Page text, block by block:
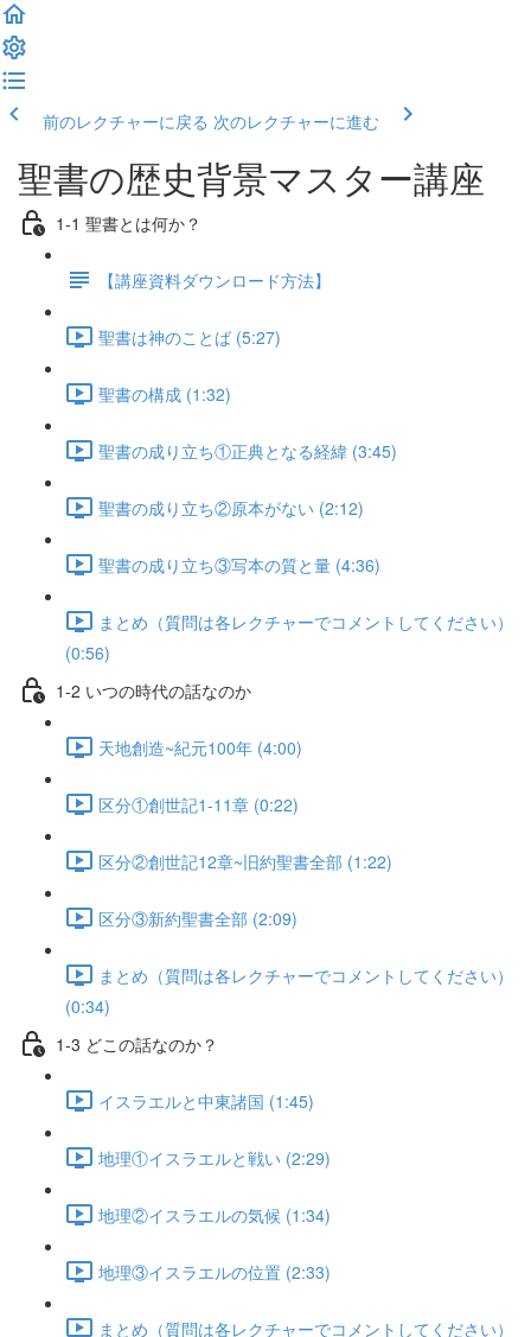
前のレクチャーに戻る 次のレクチャーに進む
聖書の歴史背景マスター講座
1-1 聖書とは何か？
【講座資料ダウンロード方法】
聖書は神のことば (5:27)
聖書の構成 (1:32)
聖書の成り立ち①正典となる経緯 (3:45)
聖書の成り立ち②原本がない (2:12)
聖書の成り立ち③写本の質と量 (4:36)
まとめ（質問は各レクチャーでコメントしてください）
(0:56)
1-2 いつの時代の話なのか
天地創造~紀元100年 (4:00)
区分①創世記1-11章 (0:22)
区分②創世記12章~旧約聖書全部 (1:22)
区分③新約聖書全部 (2:09)
まとめ（質問は各レクチャーでコメントしてください）
(0:34)
1-3 どこの話なのか？
イスラエルと中東諸国 (1:45)
地理①イスラエルと戦い (2:29)
地理②イスラエルの気候 (1:34)
地理③イスラエルの位置 (2:33)
まとめ（質問は各レクチャーでコメントしてください）